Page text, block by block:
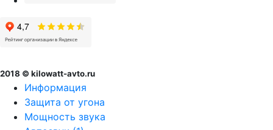
2018 © kilowatt-avto.ru
Информация
Защита от угона
Мощность звука